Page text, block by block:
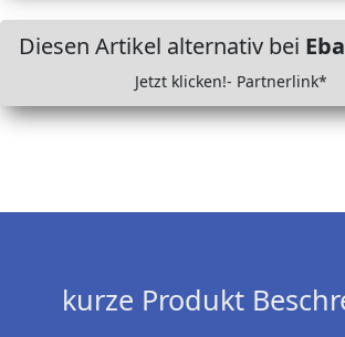
Diesen Artikel alternativ bei
Jetzt klicken!- Partnerlink*
kurze Produkt